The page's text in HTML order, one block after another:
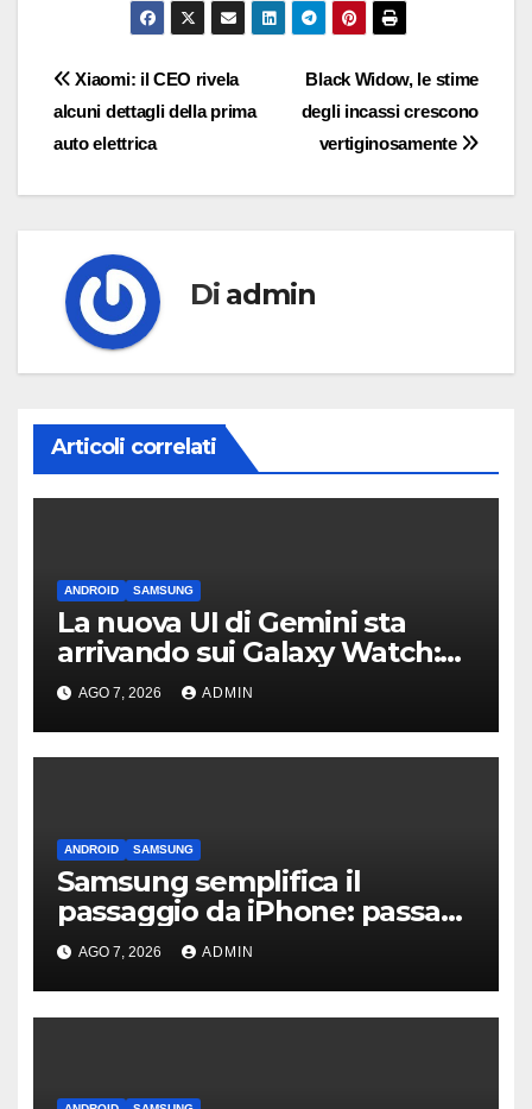
Navigazione
articoli
Black Widow, le stime
degli incassi crescono
vertiginosamente
Xiaomi: il CEO rivela
alcuni dettagli della prima
auto elettrica
Di admin
Articoli correlati
ANDROID SAMSUNG
La nuova UI di Gemini sta
arrivando sui Galaxy Watch:
primi avvistamenti
AGO 7, 2026 ADMIN
ANDROID SAMSUNG
Samsung semplifica il
passaggio da iPhone: passa
WhatsApp e c’è l’assistenza
AGO 7, 2026 ADMIN